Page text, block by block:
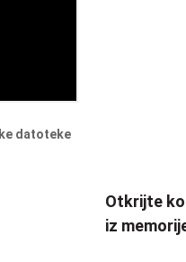
datoteke
Otkrijte
iz